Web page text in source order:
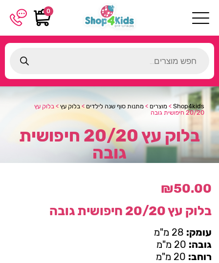
0
search
Shop4kids
> מוצרים > מתנות סוף שנה לילדים > בלוק עץ > בלוק עץ
20/20 חיפושית גובה
בלוק עץ 20/20 חיפושית
גובה
₪50.00
בלוק עץ 20/20 חיפושית גובה
עומק:
גובה:
רוחב: